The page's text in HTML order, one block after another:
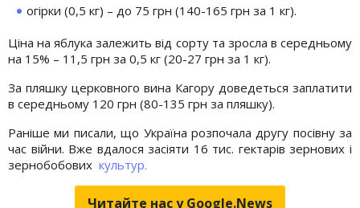
огірки (0,5 кг) – до 75 грн (140-165 грн за 1 кг).
Ціна на яблука залежить від сорту та зросла в середньому
на 15% – 11,5 грн за 0,5 кг (20-27 грн за 1 кг).
За пляшку церковного вина Кагору доведеться заплатити
в середньому 120 грн (80-135 грн за пляшку).
Раніше ми писали, що Україна розпочала другу посівну за
час війни. Вже вдалося засіяти 16 тис. гектарів зернових і
зернобобових культур.
Читайте нас у Google.News